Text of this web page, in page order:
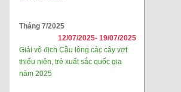
Tháng 7/2025
12/07/2025- 19/07/2025
Giải vô địch Cầu lông các cây vợt
thiếu niên, trẻ xuất sắc quốc gia
năm 2025